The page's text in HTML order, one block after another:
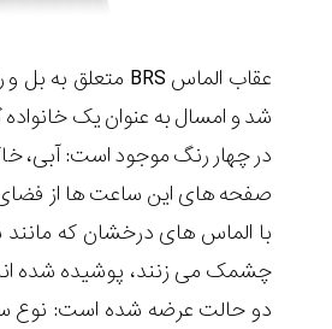
شد و امسال به عنوان یک
در چهار رنگ موجود است: آبی،
صفحه های این ساعت ها از فضای
با الماس های درخشان که
چشمک می زنند، پوشیده شده
دو حالت عرضه شده است: نوع